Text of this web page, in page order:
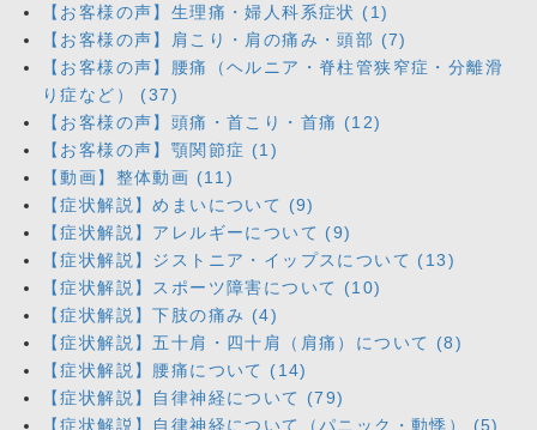
【お客様の声】生理痛・婦人科系症状 (1)
【お客様の声】肩こり・肩の痛み・頭部 (7)
【お客様の声】腰痛（ヘルニア・脊柱管狭窄症・分離滑
り症など） (37)
【お客様の声】頭痛・首こり・首痛 (12)
【お客様の声】顎関節症 (1)
【動画】整体動画 (11)
【症状解説】めまいについて (9)
【症状解説】アレルギーについて (9)
【症状解説】ジストニア・イップスについて (13)
【症状解説】スポーツ障害について (10)
【症状解説】下肢の痛み (4)
【症状解説】五十肩・四十肩（肩痛）について (8)
【症状解説】腰痛について (14)
【症状解説】自律神経について (79)
【症状解説】自律神経について（パニック・動悸） (5)